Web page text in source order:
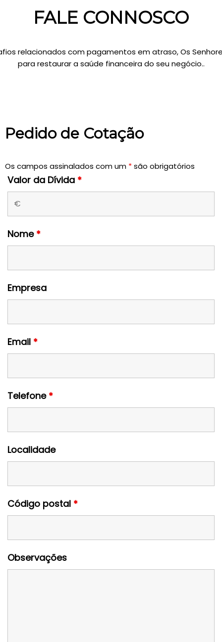
FALE CONNOSCO
relacionados com pagamentos em atraso, Os
para restaurar a saúde financeira do seu negócio..
Pedido de Cotação
Os campos assinalados com um *são obrigatórios
Valor da Dívida *
Nome *
Empresa
Email *
Telefone *
Localidade
Código postal *
Observações